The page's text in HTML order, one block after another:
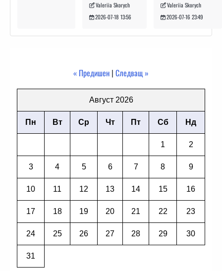
Valeriia Skorych
2026-07-18 13:56
Valeriia Skorych
2026-07-16 23:49
« Предишен | Следващ »
Август 2026
Пн Вт Ср Чт Пт Сб Нд
1 2
3 4 5 6 7 8 9
10 11 12 13 14 15 16
17 18 19 20 21 22 23
24 25 26 27 28 29 30
31